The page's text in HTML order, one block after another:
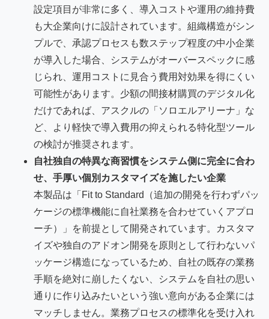
設定項目が非常に多く、導入コストや運用の維持費
も大企業向けに設計されています。組織構造がシン
プルで、承認プロセスも数ステップ程度の中小企業
が導入した場合、システムがオーバースペックに感
じられ、運用コストに見合う費用対効果を得にくい
可能性があります。少額の間接材購買のデジタル化
だけであれば、アスクルの「ソロエルアリーナ」な
ど、より軽快で導入費用の抑えられる特化型ツール
の検討が推奨されます。
自社独自の特異な商習慣をシステム側に完全に合わ
せ、手厚い個別カスタマイズを施したい企業
本製品は「Fit to Standard（追加の開発を行わずパッ
ケージの標準機能に自社業務を合わせていくアプロ
ーチ）」を前提として開発されています。カスタマ
イズや独自のアドオン開発を原則として行わないパ
ッケージ構造になっているため、自社の既存の業務
手順を絶対に崩したくない、システムを自社の思い
通りに作り込みたいという強い意向がある企業には
マッチしません。業務プロセスの標準化を受け入れ